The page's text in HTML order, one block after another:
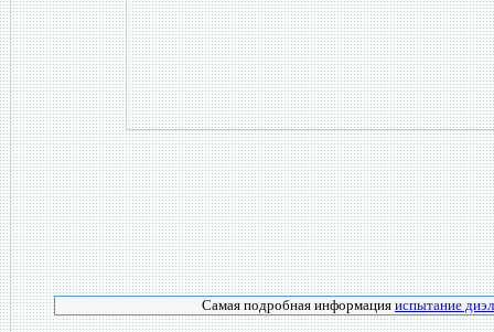
Самая подробная информация испытание